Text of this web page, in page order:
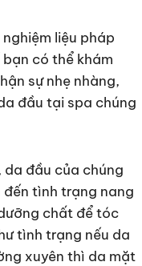
liệu pháp
có thể khám
sự nhẹ nhàng,
đầu tại spa chúng
đầu của chúng
tình trạng nang
chất để tóc
tình trạng nếu da
xuyên thì da mặt